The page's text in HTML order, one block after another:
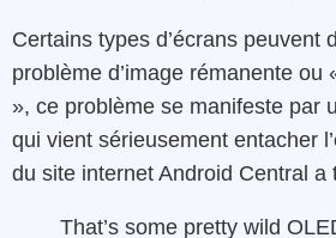
Certains types d’écrans peuvent
problème d’image rémanente ou
», ce problème se manifeste par
qui vient sérieusement entacher
du site internet Android Central a
That’s some pretty wild